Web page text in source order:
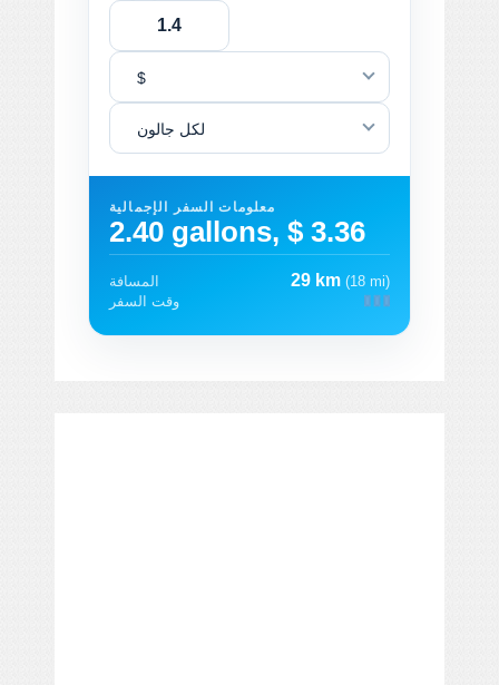
$
لكل جالون
معلومات السفر الإجمالية
2.40 gallons, $ 3.36
المسافة 29 km (18 mi)
وقت السفر